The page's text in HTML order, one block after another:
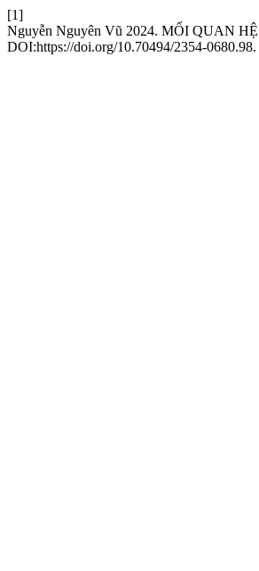
[1]
Nguyễn Nguyên Vũ 2024. MỐI QUAN
DOI:https://doi.org/10.70494/2354-0680.98.